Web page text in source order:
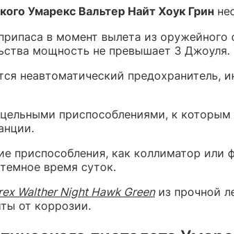
Умарекс Вальтер Найт Хоук Грин
в момент вылета из оружейного
мощность не превышает 3 Джоуля.
неавтоматический предохранитель,
приспособлениями, к
приспособления, как коллиматор или
время суток.
Walther Night Hawk Greenиз прочной
от коррозии.